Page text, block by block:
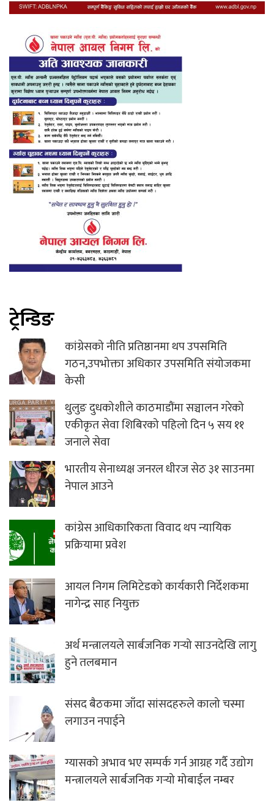
ट्रेन्डिङ
कांग्रेसको नीति प्रतिष्ठानमा थप उपसमिति
गठन,उपभोक्ता अधिकार उपसमिति संयोजकमा
केसी
थुलुङ दुधकोशीले काठमाडौंमा सञ्चालन गरेको
एकीकृत सेवा शिबिरको पहिलो दिन ५ सय ११
जनाले सेवा
भारतीय सेनाध्यक्ष जनरल धीरज सेठ ३१ साउनमा
नेपाल आउने
कांग्रेस आधिकारिकता विवाद थप न्यायिक
प्रक्रियामा प्रवेश
आयल निगम लिमिटेडको कार्यकारी निर्देशकमा
नागेन्द्र साह नियुक्त
अर्थ मन्त्रालयले सार्बजनिक गर्‍यो साउनदेखि लागु
हुने तलबमान
संसद बैठकमा जाँदा सांसदहरुले कालो चस्मा
लगाउन नपाईने
ग्यासको अभाव भए सम्पर्क गर्न आग्रह गर्दै उद्योग
मन्त्रालयले सार्बजनिक गर्‍यो मोबाईल नम्बर